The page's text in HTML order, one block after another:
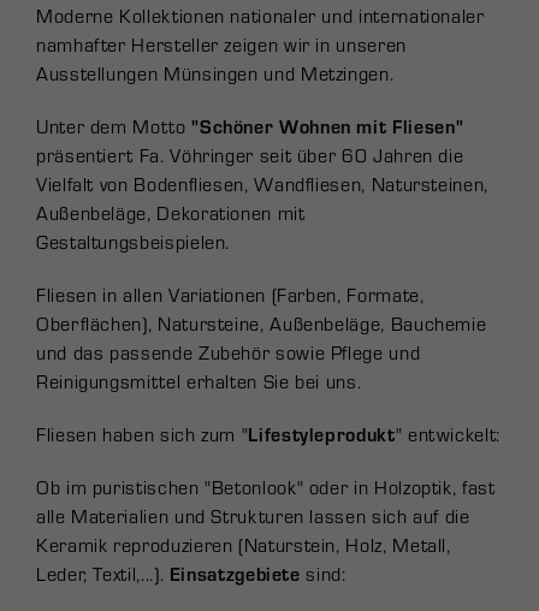
Moderne Kollektionen nationaler und internationaler
namhafter Hersteller zeigen wir in unseren
Ausstellungen Münsingen und Metzingen.
Unter dem Motto"Schöner Wohnen mit Fliesen"
präsentiert Fa. Vöhringer seit über 60 Jahren die
Vielfalt von Bodenfliesen, Wandfliesen, Natursteinen,
Außenbeläge, Dekorationen mit
Gestaltungsbeispielen.
Fliesen in allen Variationen (Farben, Formate,
Oberflächen), Natursteine, Außenbeläge, Bauchemie
und das passende Zubehör sowie Pflege und
Reinigungsmittel erhalten Sie bei uns.
Fliesen haben sich zum "Lifestyleprodukt" entwickelt:
Ob im puristischen "Betonlook" oder in Holzoptik, fast
alle Materialien und Strukturen lassen sich auf die
Keramik reproduzieren (Naturstein, Holz, Metall,
Leder, Textil,...). Einsatzgebiete sind: